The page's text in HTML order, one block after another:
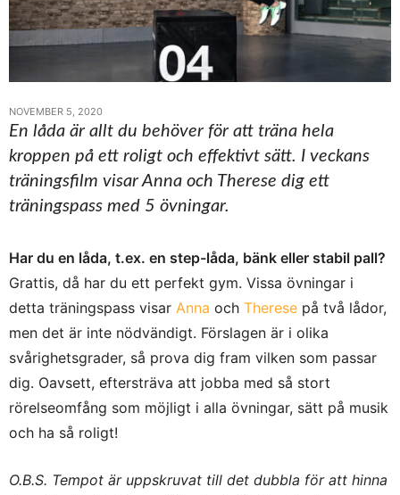
NOVEMBER 5, 2020
En låda är allt du behöver för att träna hela
kroppen på ett roligt och effektivt sätt. I veckans
träningsfilm visar Anna och Therese dig ett
träningspass med 5 övningar.
Har du en låda, t.ex. en step-låda, bänk eller stabil pall?
Grattis, då har du ett perfekt gym. Vissa övningar i
detta träningspass visar Anna och Therese på två lådor,
men det är inte nödvändigt. Förslagen är i olika
svårighetsgrader, så prova dig fram vilken som passar
dig. Oavsett, eftersträva att jobba med så stort
rörelseomfång som möjligt i alla övningar, sätt på musik
och ha så roligt!
O.B.S. Tempot är uppskruvat till det dubbla för att hinna